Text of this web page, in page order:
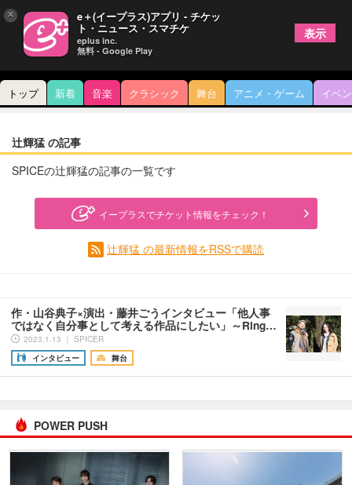
トップ 新着 音楽 クラシック 舞台 アニメ・ゲーム イベ
辻輝猛 の記事
SPICEの辻輝猛の記事の一覧です
イープラスでチケット情報をチェック！
辻輝猛 の最新情報をRSSで購読
作・山谷典子×演出・藤井ごうインタビュー「他人事
ではなく自分事として考える作品にしたい」～Ring…
2023.1.13 ｜ SPICER
インタビュー
舞台
POWER PUSH
× e＋(イープラス)アプリ - チケッ
ト・ニュース・スマチケ
eplus inc.
無料 - Google Play
表示